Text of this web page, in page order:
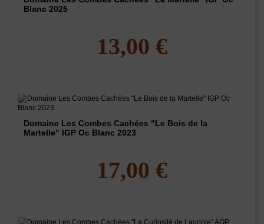
Blanc 2025
13,00 €
Domaine Les Combes Cachées "Le Bois de la
Martelle" IGP Oc Blanc 2023
17,00 €